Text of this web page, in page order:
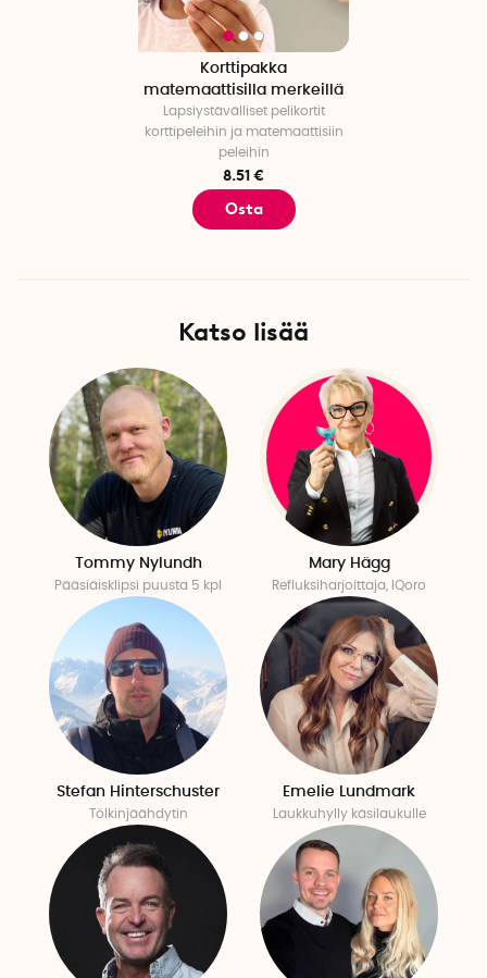
Korttipakka
matemaattisilla merkeillä
Lapsiystävälliset pelikortit
korttipeleihin ja matemaattisiin
peleihin
8.51 €
Osta
Katso lisää
Tommy Nylundh
Pääsiäisklipsi puusta 5 kpl
Mary Hägg
Refluksiharjoittaja, IQoro
Stefan Hinterschuster
Tölkinjäähdytin
Emelie Lundmark
Laukkuhylly käsilaukulle